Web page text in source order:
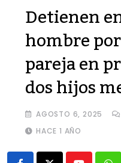
Detienen
hombre
pareja en
dos hijos
AGOSTO 6, 2025
HACE 1 AÑO